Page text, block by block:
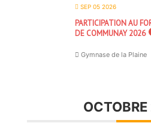
SEP 05 2026
PARTICIPATION AU
DE COMMUNAY 2026
Gymnase de la Plaine